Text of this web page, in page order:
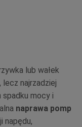
lub wałek
najrzadziej
spadku mocy i
naprawa pomp
napędu,